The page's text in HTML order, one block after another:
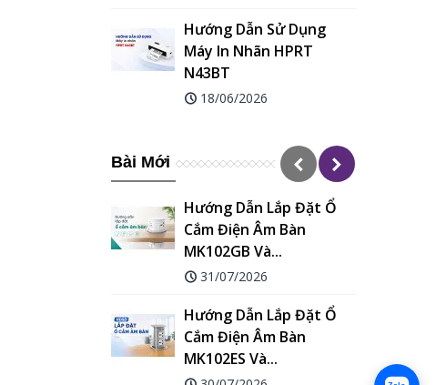
Hướng Dẫn Sử Dụng
Máy In Nhãn HPRT
N43BT
18/06/2026
Bài Mới
Hướng Dẫn Lắp Đặt Ổ
Cắm Điện Âm Bàn
MK102GB Và...
31/07/2026
Hướng Dẫn Lắp Đặt Ổ
Cắm Điện Âm Bàn
MK102ES Và...